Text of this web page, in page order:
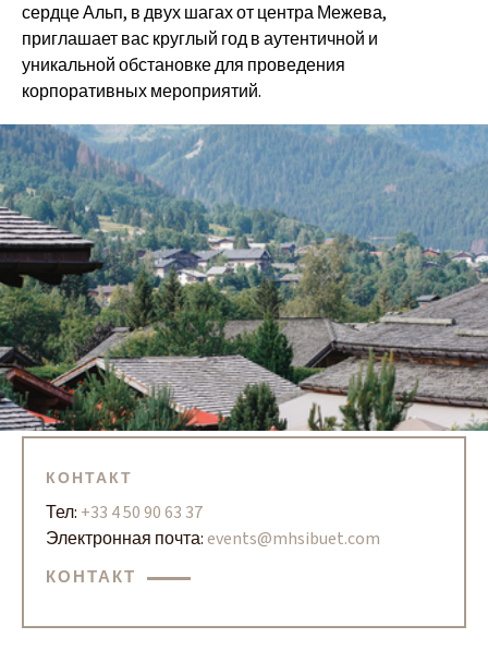
сердце Альп, в двух шагах от центра Межева,
приглашает вас круглый год в аутентичной и
уникальной обстановке для проведения
корпоративных мероприятий.
КОНТАКТ
Тел: +33 4 50 90 63 37
Электронная почта:events@mhsibuet.com
КОНТАКТ